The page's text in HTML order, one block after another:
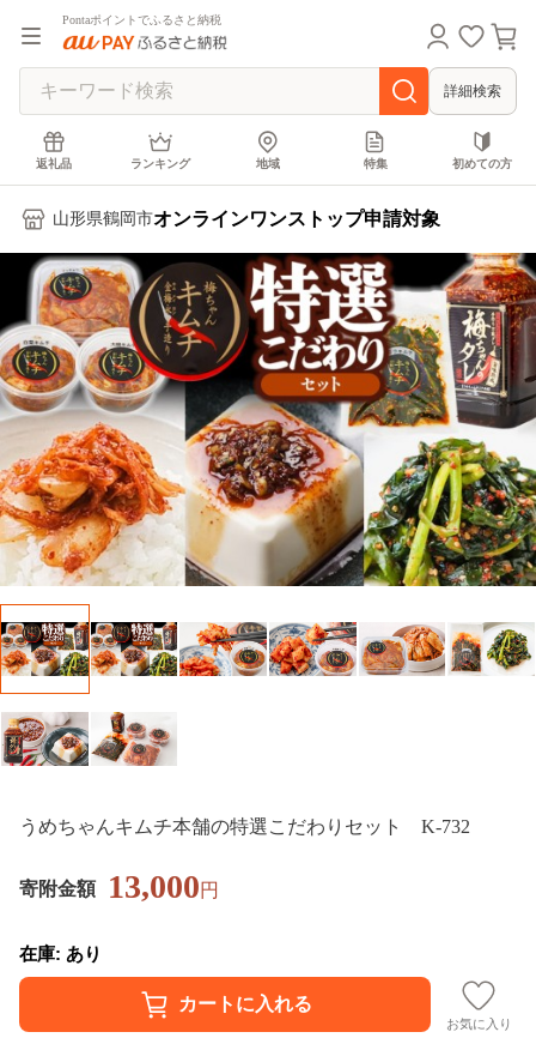
Pontaポイントでふるさと納税
詳細検索
返礼品 ランキング 地域 特集 初めての方
山形県鶴岡市オンラインワンストップ申請対象
うめちゃんキムチ本舗の特選こだわりセット K-732
寄附金額 13,000円
在庫: あり
お気に入り